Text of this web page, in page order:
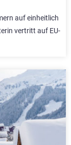
auf einheitlich
vertritt auf EU-